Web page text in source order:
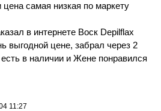
самая низкая по маркету
в интернете Воск Depilflax
выгодной цене, забрал через 2
в наличии и Жене понравился
11:27